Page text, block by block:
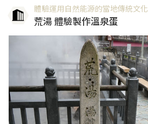
體驗運用自然能源的當地傳統文化
荒湯 體驗製作溫泉蛋